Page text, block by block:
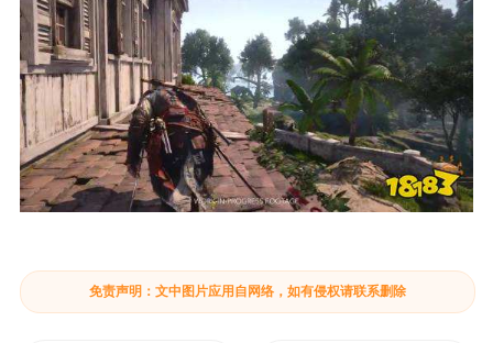
免责声明：文中图片应用自网络，如有侵权请联系删除